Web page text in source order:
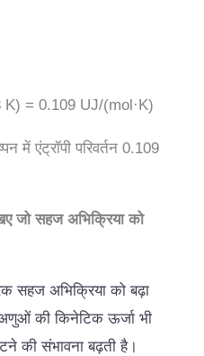
= 0.109 UJ/(mol·K)
में एंट्रॉपी परिवर्तन 0.109
जो सहज अभिक्रिया को
सहज अभिक्रिया को बढ़ा
की किनेटिक ऊर्जा भी
की संभावना बढ़ती है।